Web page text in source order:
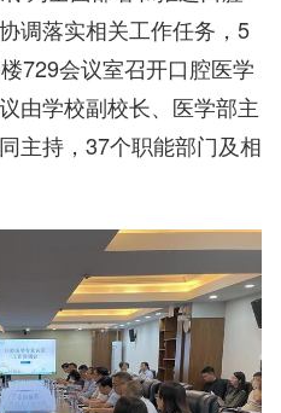
调落实相关工作任务，5
729会议室召开口腔医学
由学校副校长、医学部主
主持，37个职能部门及相